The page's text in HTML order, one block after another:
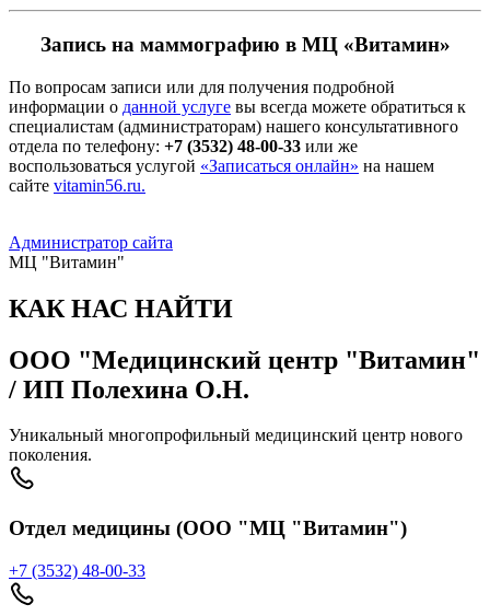
Запись на маммографию в МЦ «Витамин»
По вопросам записи или для получения подробной
информации о данной услуге вы всегда можете обратиться к
специалистам (администраторам) нашего консультативного
отдела по телефону: +7 (3532) 48-00-33 или же
воспользоваться услугой «Записаться онлайн» на нашем
сайте vitamin56.ru.
Администратор сайта
МЦ "Витамин"
КАК НАС НАЙТИ
ООО "Медицинский центр "Витамин"
/ ИП Полехина О.Н.
Уникальный многопрофильный медицинский центр нового
поколения.
Отдел медицины (ООО "МЦ "Витамин")
+7 (3532) 48-00-33